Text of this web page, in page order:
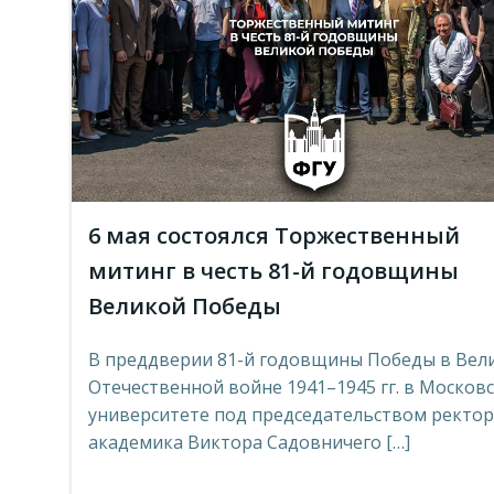
6 мая состоялся Торжественный
митинг в честь 81-й годовщины
Великой Победы
В преддверии 81-й годовщины Победы в
Отечественной войне 1941–1945 гг. в
университете под председательством
академика Виктора Садовничего […]